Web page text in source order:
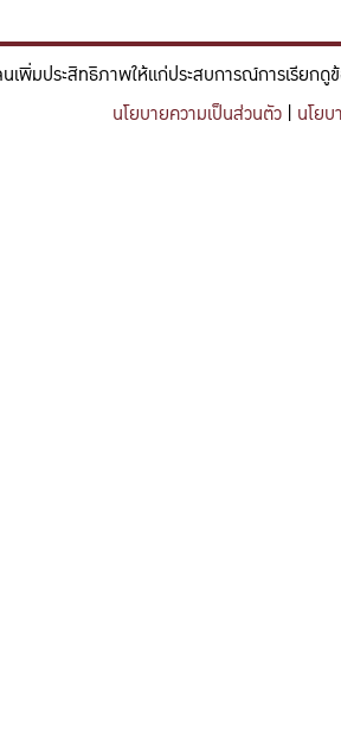
าสตร์และวิศวกรรม ที่มีจิตสำนึกในความ
in science and engineering who embrace
นเพิ่มประสิทธิภาพให้แก่ประสบการณ์การเรี
นโยบายความเป็นส่วนตัว| นโย